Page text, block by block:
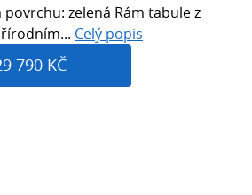
zelená Rám tabule z
Celý popis
790 KČ